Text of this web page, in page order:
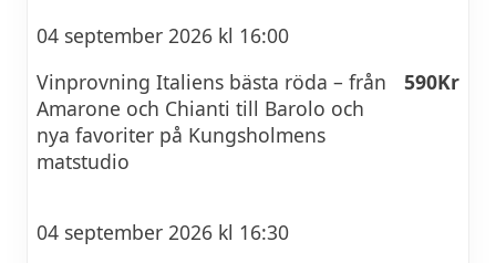
04 september 2026 kl 16:00
Vinprovning Italiens bästa röda – från
Amarone och Chianti till Barolo och
nya favoriter på Kungsholmens
matstudio
590Kr
04 september 2026 kl 16:30